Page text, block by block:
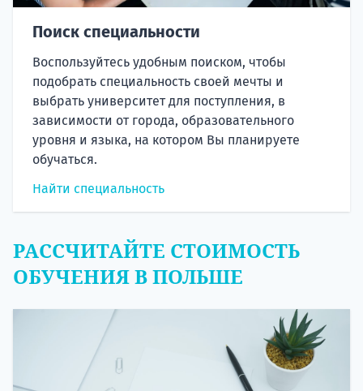
Поиск специальности
Воспользуйтесь удобным поиском, чтобы
подобрать специальность своей мечты и
выбрать университет для поступления, в
зависимости от города, образовательного
уровня и языка, на котором Вы планируете
обучаться.
Найти специальность
РАССЧИТАЙТЕ СТОИМОСТЬ
ОБУЧЕНИЯ В ПОЛЬШЕ